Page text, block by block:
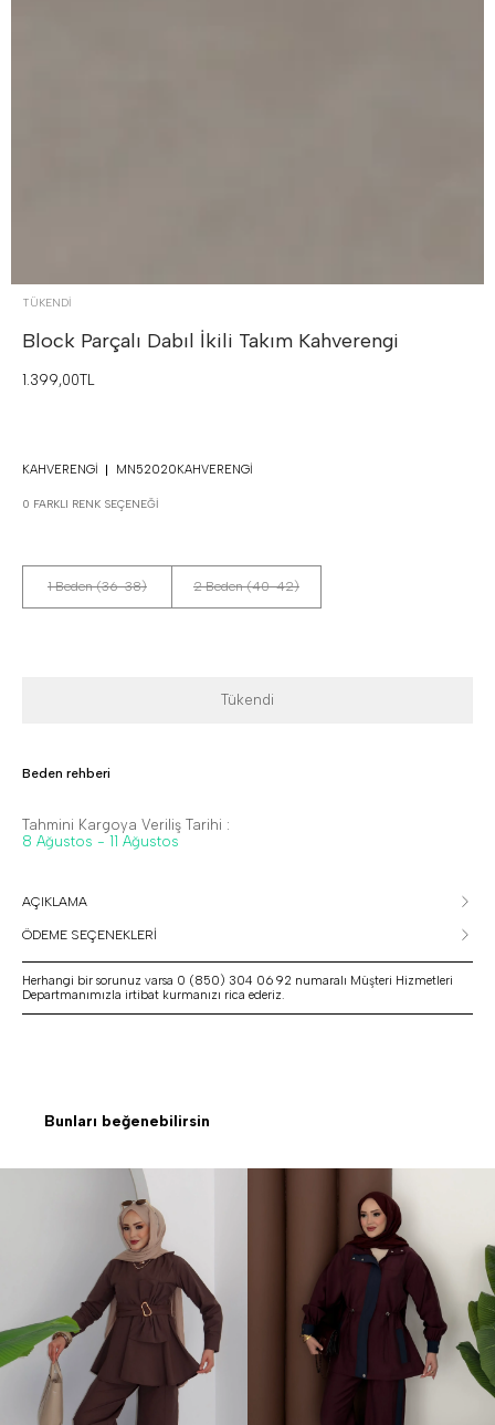
TÜKENDI
Block Parçalı Dabıl İkili Takım Kahverengi
1.399,00TL
KAHVERENGI MN52020KAHVERENGI
0 FARKLI RENK SEÇENEĞI
1 Beden (36-38) 2 Beden (40-42)
Tükendi
Beden rehberi
Tahmini Kargoya Veriliş Tarihi :
8 Ağustos - 11 Ağustos
AÇIKLAMA
ÖDEME SEÇENEKLERİ
Herhangi bir sorunuz varsa 0 (850) 304 06 92 numaralı Müşteri Hizmetleri
Departmanımızla irtibat kurmanızı rica ederiz.
Bunları beğenebilirsin